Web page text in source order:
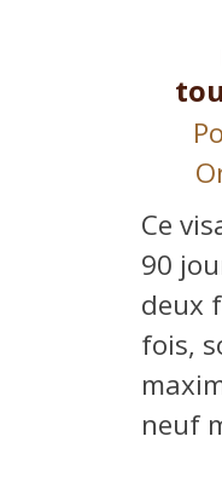
Ce
90
deux
fois,
neuf